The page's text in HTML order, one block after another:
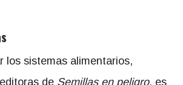
los sistemas alimentarios,
de Semillas en peligro, es